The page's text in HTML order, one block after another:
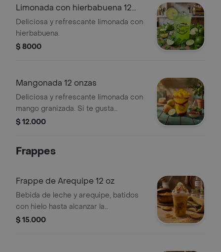
Limonada con hierbabuena 12
onzas
Deliciosa y refrescante limonada con
hierbabuena.
$ 8000
Mangonada 12 onzas
Deliciosa y refrescante limonada con
mango granizada. Si te gusta
picantica y ácida, pídela con Tajín y
$ 12.000
Frappes
Frappe de Arequipe 12 oz
Bebida de leche y arequipe, batidos
con hielo hasta alcanzar la
consistencia perfecta. Servido con
$ 15.000